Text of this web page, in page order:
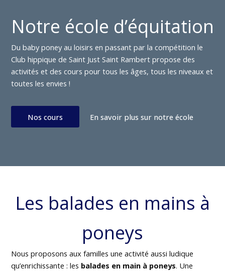
Notre école d’équitation
Du baby poney au loisirs en passant par la compétition le
Club hippique de Saint Just Saint Rambert propose des
activités et des cours pour tous les âges, tous les niveaux et
toutes les envies !
Nos cours En savoir plus sur notre école
Les balades en mains à
poneys
Nous proposons aux familles une activité aussi ludique
qu’enrichissante : les balades en main à poneys. Une